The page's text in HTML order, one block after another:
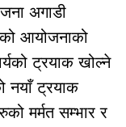
अगाडी
आयोजनाको
ट्रयाक खोल्ने
नयाँ ट्रयाक
मर्मत सम्भार र